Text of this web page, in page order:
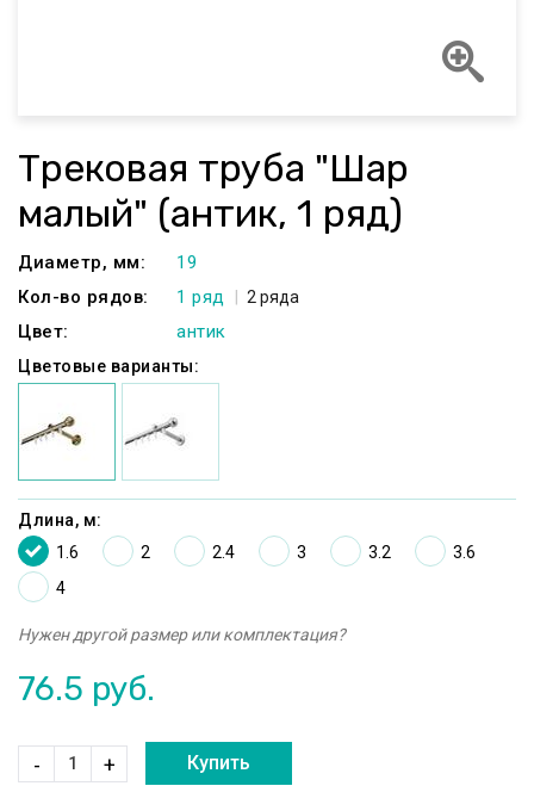
Трековая труба "Шар
малый" (антик, 1 ряд)
Диаметр, мм:
19
Кол-во рядов:
1 ряд 2 ряда
Цвет: антик
Цветовые варианты:
Длина, м:
1.6
2 2.4 3 3.2
3.6
4
Нужен другой размер или комплектация?
76.5 руб.
- + Купить